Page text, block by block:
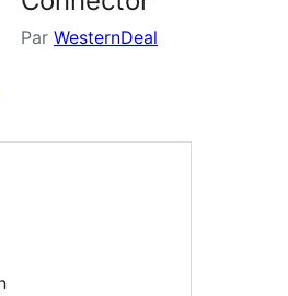
Par WesternDeal